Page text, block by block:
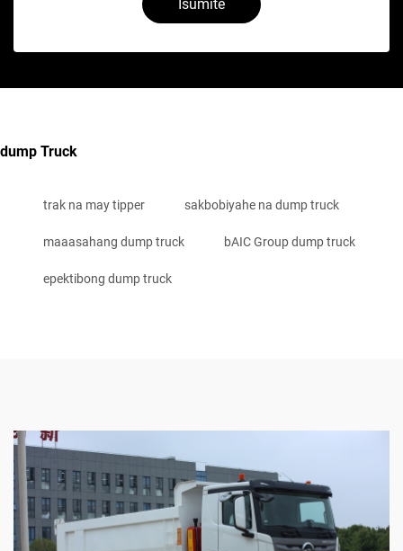
Isumite
dump Truck
trak na may tipper sakbobiyahe na dump truck
maaasahang dump truck bAIC Group dump truck
epektibong dump truck